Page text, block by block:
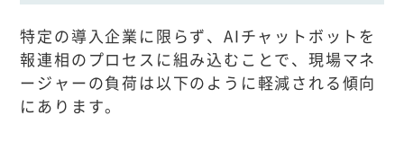
特定の導入企業に限らず、AIチャットボットを
報連相のプロセスに組み込むことで、現場マネ
ージャーの負荷は以下のように軽減される傾向
にあります。